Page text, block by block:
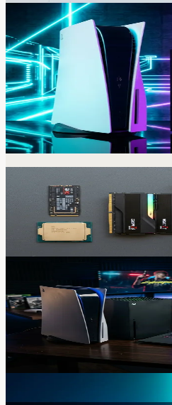
Konsol Tamiri
PlayStation & Xbox Tamiri
PlayStation 4, PlayStation 5 ve
soket tamiri, fan temizliği,
controller drift onarımı.
Hemen Başla
RAM modülleri, SSD diskler,
yedek parçaları ve aksesuarlar.
2. El Bilgisayar Alım Satım
Sıfır ayarında, test edilmiş
bilgisayarlar.